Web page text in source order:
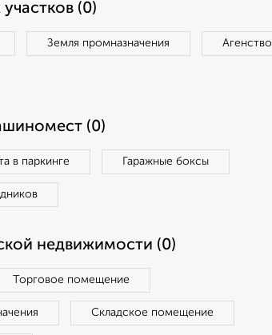
(0)
Земля промназначения Агенство
(0)
в паркинге Гаражные боксы
недвижимости (0)
Торговое помещение
Складское помещение